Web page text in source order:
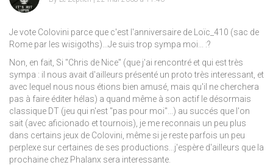
Je vote Colovini parce que c'est l'anniversaire de Loïc_410 (sac de
Rome par les wisigoths)...Je suis trop sympa moi... :?
Non, en fait, Si "Chris de Nice" (que j'ai rencontré et qui est très
sympa : il nous avait d'ailleurs présenté un proto très interessant, et
avec lequel nous nous étions bien amusé, mais qu'il ne cherchera
pas à faire éditer hélas) a quand même à son actif le désormais
classique DT (jeu qui n'est "pas pour moi"...) au succés que l'on
sait (avec aficionado et tournois), je me reconnais un peu plus
dans certains jeux de Colovini, même si je reste parfois un peu
perplexe sur certaines de ses productions...j'espère d'ailleurs que la
prochaine chez Phalanx sera interessante.